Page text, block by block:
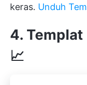
keras. Unduh
4. Templat
📈